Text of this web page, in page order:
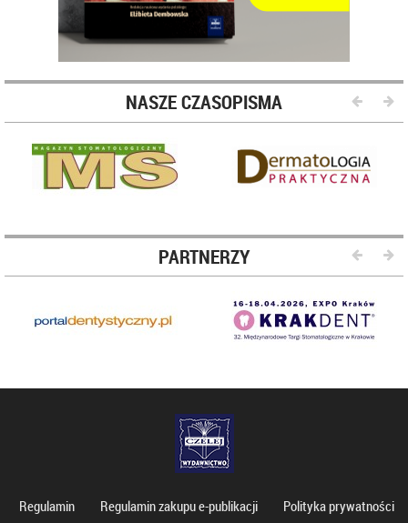
NASZE CZASOPISMA
PARTNERZY
Regulamin Regulamin zakupu e-publikacji Polityka prywatności